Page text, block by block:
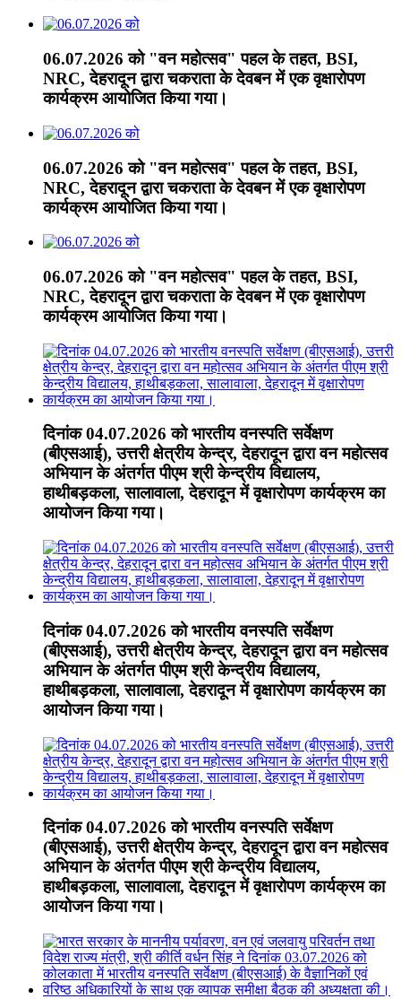
06.07.2026 को "वन महोत्सव" पहल के तहत, BSI,
NRC, देहरादून द्वारा चकराता के देवबन में एक वृक्षारोपण
कार्यक्रम आयोजित किया गया।
06.07.2026 को "वन महोत्सव" पहल के तहत, BSI,
NRC, देहरादून द्वारा चकराता के देवबन में एक वृक्षारोपण
कार्यक्रम आयोजित किया गया।
06.07.2026 को "वन महोत्सव" पहल के तहत, BSI,
NRC, देहरादून द्वारा चकराता के देवबन में एक वृक्षारोपण
कार्यक्रम आयोजित किया गया।
दिनांक 04.07.2026 को भारतीय वनस्पति सर्वेक्षण
(बीएसआई), उत्तरी क्षेत्रीय केन्द्र, देहरादून द्वारा वन महोत्सव
अभियान के अंतर्गत पीएम श्री केन्द्रीय विद्यालय,
हाथीबड़कला, सालावाला, देहरादून में वृक्षारोपण कार्यक्रम का
आयोजन किया गया।
दिनांक 04.07.2026 को भारतीय वनस्पति सर्वेक्षण
(बीएसआई), उत्तरी क्षेत्रीय केन्द्र, देहरादून द्वारा वन महोत्सव
अभियान के अंतर्गत पीएम श्री केन्द्रीय विद्यालय,
हाथीबड़कला, सालावाला, देहरादून में वृक्षारोपण कार्यक्रम का
आयोजन किया गया।
दिनांक 04.07.2026 को भारतीय वनस्पति सर्वेक्षण
(बीएसआई), उत्तरी क्षेत्रीय केन्द्र, देहरादून द्वारा वन महोत्सव
अभियान के अंतर्गत पीएम श्री केन्द्रीय विद्यालय,
हाथीबड़कला, सालावाला, देहरादून में वृक्षारोपण कार्यक्रम का
आयोजन किया गया।